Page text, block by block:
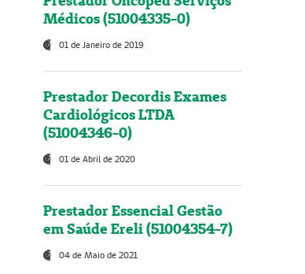
Médicos (51004335-0)
01 de Janeiro de 2019
Prestador Decordis Exames
Cardiológicos LTDA
(51004346-0)
01 de Abril de 2020
Prestador Essencial Gestão
em Saúde Ereli (51004354-7)
04 de Maio de 2021